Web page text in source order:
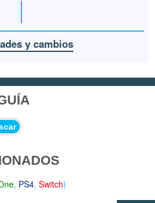
y cambios
, PS4,Switch)